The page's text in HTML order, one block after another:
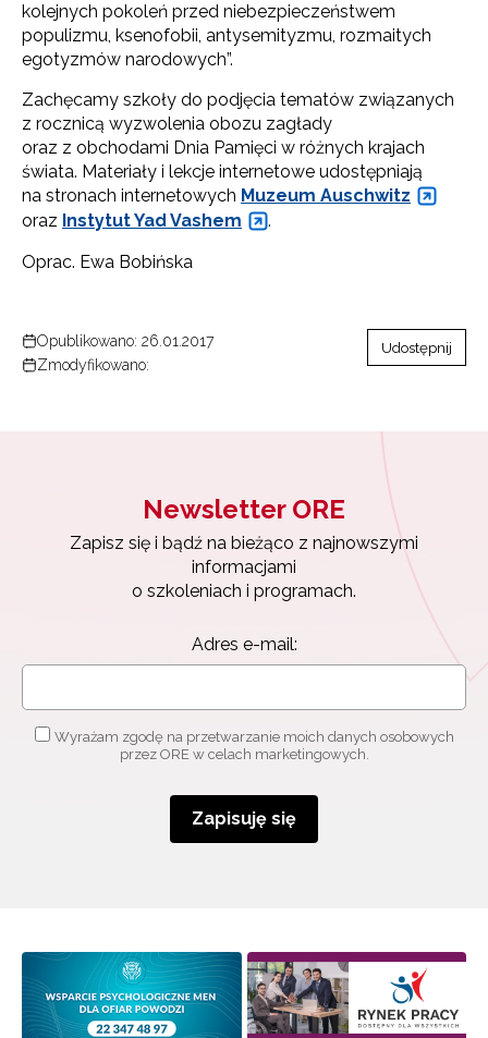
kolejnych pokoleń przed niebezpieczeństwem
populizmu, ksenofobii, antysemityzmu, rozmaitych
egotyzmów narodowych”.
Zachęcamy szkoły do podjęcia tematów związanych
z rocznicą wyzwolenia obozu zagłady
oraz z obchodami Dnia Pamięci w różnych krajach
świata. Materiały i lekcje internetowe udostępniają
na stronach internetowych Muzeum Auschwitz
oraz Instytut Yad Vashem
.
Oprac. Ewa Bobińska
Opublikowano: 26.01.2017
Zmodyfikowano:
Udostępnij
Newsletter ORE
Zapisz się i bądź na bieżąco z najnowszymi
informacjami
o szkoleniach i programach.
Adres e-mail:
Wyrażam zgodę na przetwarzanie moich danych osobowych
przez ORE w celach marketingowych.
Zapisuję się